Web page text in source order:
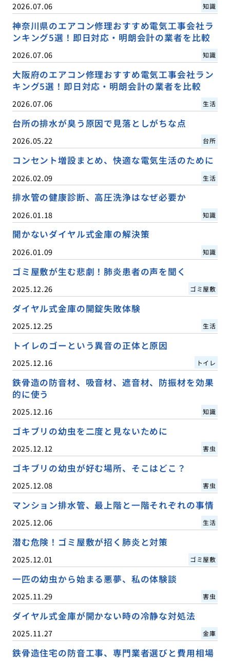
2026.07.06 知識
神奈川県のエアコン修理おすすめ電気工事会社ラ
ンキング5選！即日対応・明朗会計の業者を比較
2026.07.06 知識
大阪府のエアコン修理おすすめ電気工事会社ラン
キング5選！即日対応・明朗会計の業者を比較
2026.07.06 生活
台所の排水が臭う原因で見落としがちな点
2026.05.22 台所
コンセント増設まとめ、快適な電気生活のために
2026.02.09 生活
排水管の健康診断、高圧洗浄はなぜ必要か
2026.01.18 知識
開かないダイヤル式金庫の解決策
2026.01.09 知識
ゴミ屋敷が生む悲劇！肺炎患者の声を聞く
2025.12.26 ゴミ屋敷
ダイヤル式金庫の開錠失敗体験
2025.12.25 生活
トイレのゴーという異音の正体と原因
2025.12.16 トイレ
鉄骨造の防音材、吸音材、遮音材、防振材を効果
的に使う
2025.12.16 知識
ゴキブリの幼虫を二度と見ないために
2025.12.12 害虫
ゴキブリの幼虫が好む場所、そこはどこ？
2025.12.08 害虫
マンション排水管、最上階と一階それぞれの事情
2025.12.06 生活
潜む危険！ゴミ屋敷が招く肺炎と対策
2025.12.01 ゴミ屋敷
一匹の幼虫から始まる悪夢、私の体験談
2025.11.29 害虫
ダイヤル式金庫が開かない時の冷静な対処法
2025.11.27 金庫
鉄骨造住宅の防音工事、専門業者選びと費用相場